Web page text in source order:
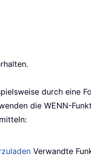
durch eine
die WENN-
Verwandte